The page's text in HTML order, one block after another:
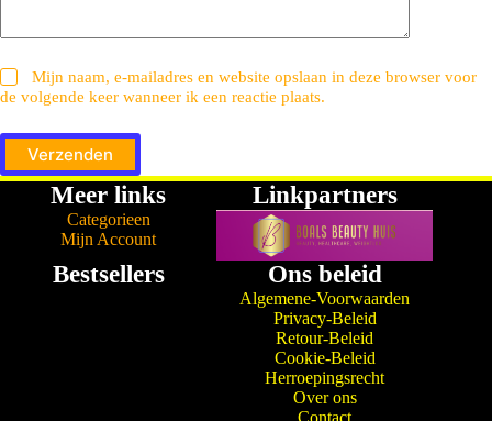
Mijn naam, e-mailadres en website opslaan in deze browser voor
de volgende keer wanneer ik een reactie plaats.
Verzenden
Meer links
Categorieen
Mijn Account
Linkpartners
Bestsellers Ons beleid
Algemene-Voorwaarden
Privacy-Beleid
Retour-Beleid
Cookie-Beleid
Herroepingsrecht
Over ons
Contact